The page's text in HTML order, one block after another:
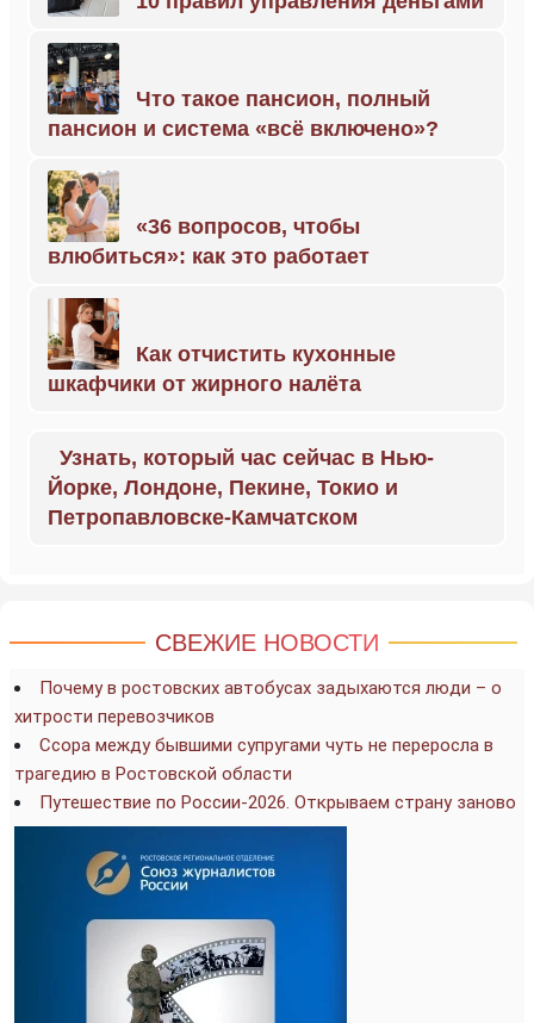
Что такое пансион, полный
пансион и система «всё включено»?
«36 вопросов, чтобы
влюбиться»: как это работает
Как отчистить кухонные
шкафчики от жирного налёта
Узнать, который час сейчас в Нью-
Йорке, Лондоне, Пекине, Токио и
Петропавловске-Камчатском
СВЕЖИЕ НОВОСТИ
Почему в ростовских автобусах задыхаются люди – о
хитрости перевозчиков
Ссора между бывшими супругами чуть не переросла в
трагедию в Ростовской области
Путешествие по России-2026. Открываем страну заново